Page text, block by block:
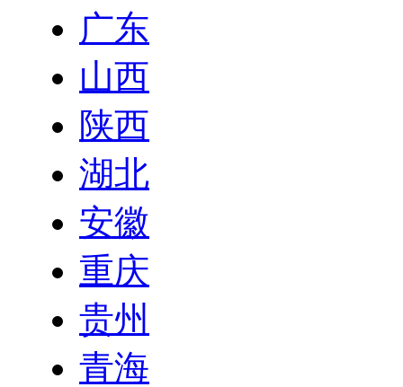
广东
山西
陕西
湖北
安徽
重庆
贵州
青海